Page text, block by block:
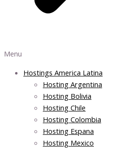
Menu
Hostings America Latina
Hosting Argentina
Hosting Bolivia
Hosting Chile
Hosting Colombia
Hosting Espana
Hosting Mexico